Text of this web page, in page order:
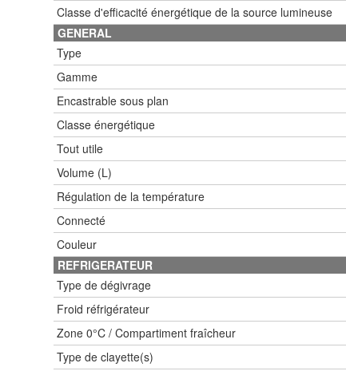
Classe d'efficacité énergétique de la source lumineuse
GENERAL
Type
Gamme
Encastrable sous plan
Classe énergétique
Tout utile
Volume (L)
Régulation de la température
Connecté
Couleur
REFRIGERATEUR
Type de dégivrage
Froid réfrigérateur
Zone 0°C / Compartiment fraîcheur
Type de clayette(s)